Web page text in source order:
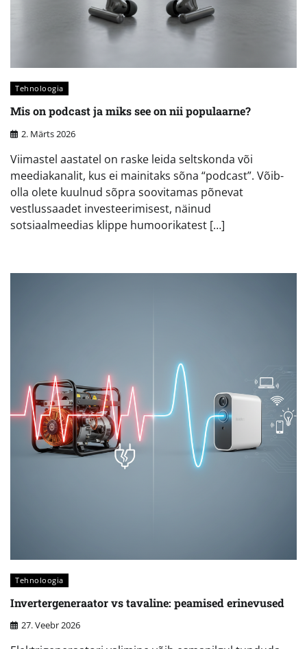
Tehnoloogia
Mis on podcast ja miks see on nii populaarne?
2. Märts 2026
Viimastel aastatel on raske leida seltskonda või
meediakanalit, kus ei mainitaks sõna “podcast”. Võib-
olla olete kuulnud sõpra soovitamas põnevat
vestlussaadet investeerimisest, näinud
sotsiaalmeedias klippe humoorikatest […]
Tehnoloogia
Invertergeneraator vs tavaline: peamised erinevused
27. Veebr 2026